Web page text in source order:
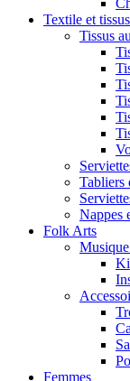
Textile et tissus
Tissus
Tabliers
Nappes
Folk Arts
Femmes